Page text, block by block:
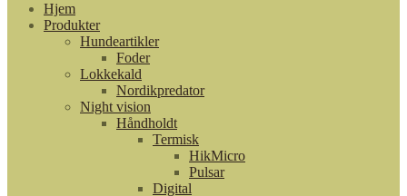
Hjem
Produkter
Hundeartikler
Foder
Lokkekald
Nordikpredator
Night vision
Håndholdt
Termisk
HikMicro
Pulsar
Digital